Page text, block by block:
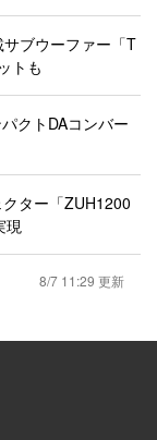
ブウーファー「T
トも
クトDAコンバー
ター「ZUH1200
現
8/7 11:29 更新